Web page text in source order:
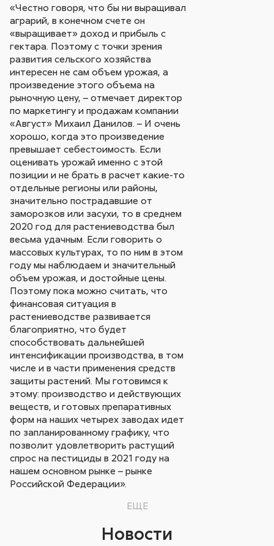
«Честно говоря, что бы ни выращивал
аграрий, в конечном счете он
«выращивает» доход и прибыль с
гектара. Поэтому с точки зрения
развития сельского хозяйства
интересен не сам объем урожая, а
произведение этого объема на
рыночную цену, – отмечает директор
по маркетингу и продажам компании
«Август» Михаил Данилов. – И очень
хорошо, когда это произведение
превышает себестоимость. Если
оценивать урожай именно с этой
позиции и не брать в расчет какие-то
отдельные регионы или районы,
значительно пострадавшие от
заморозков или засухи, то в среднем
2020 год для растениеводства был
весьма удачным. Если говорить о
массовых культурах, то по ним в этом
году мы наблюдаем и значительный
объем урожая, и достойные цены.
Поэтому пока можно считать, что
финансовая ситуация в
растениеводстве развивается
благоприятно, что будет
способствовать дальнейшей
интенсификации производства, в том
числе и в части применения средств
защиты растений. Мы готовимся к
этому: производство и действующих
веществ, и готовых препаративных
форм на наших четырех заводах идет
по запланированному графику, что
позволит удовлетворить растущий
спрос на пестициды в 2021 году на
нашем основном рынке – рынке
Российской Федерации».
ЕЩЕ
Новости